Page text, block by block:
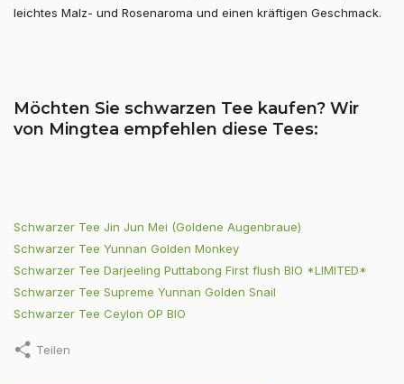
leichtes Malz- und Rosenaroma und einen kräftigen Geschmack.
Möchten Sie schwarzen Tee kaufen? Wir
von Mingtea empfehlen diese Tees:
Schwarzer Tee Jin Jun Mei (Goldene Augenbraue)
Schwarzer Tee Yunnan Golden Monkey
Schwarzer Tee Darjeeling Puttabong First flush BIO *LIMITED*
Schwarzer Tee Supreme Yunnan Golden Snail
Schwarzer Tee Ceylon OP BIO
Teilen